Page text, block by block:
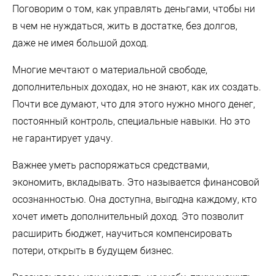
Поговорим о том, как управлять деньгами, чтобы ни
в чем не нуждаться, жить в достатке, без долгов,
даже не имея большой доход.
Многие мечтают о материальной свободе,
дополнительных доходах, но не знают, как их создать.
Почти все думают, что для этого нужно много денег,
постоянный контроль, специальные навыки. Но это
не гарантирует удачу.
Важнее уметь распоряжаться средствами,
экономить, вкладывать. Это называется финансовой
осознанностью. Она доступна, выгодна каждому, кто
хочет иметь дополнительный доход. Это позволит
расширить бюджет, научиться компенсировать
потери, открыть в будущем бизнес.